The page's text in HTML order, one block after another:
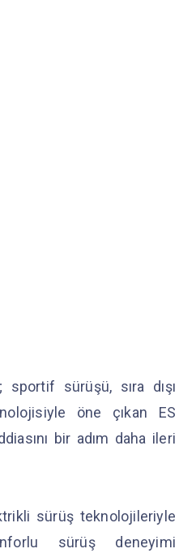
sportif sürüşü, sıra dışı
öne çıkan ES
bir adım daha ileri
sürüş teknolojileriyle
sürüş deneyimi